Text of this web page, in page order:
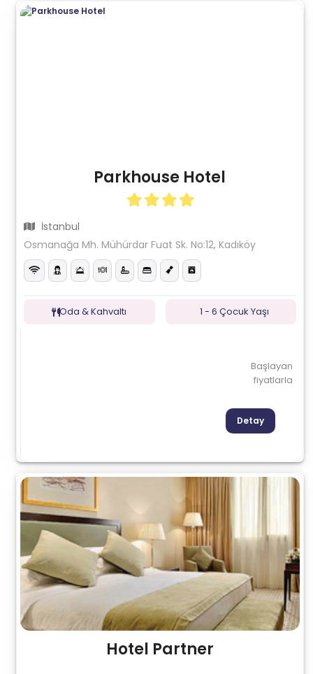
Parkhouse Hotel
İstanbul
Osmanağa Mh. Mühürdar Fuat Sk. No:12, Kadıköy
Oda & Kahvaltı 1 - 6 Çocuk Yaşı
Başlayan
fiyatlarla
Detay
Hotel Partner